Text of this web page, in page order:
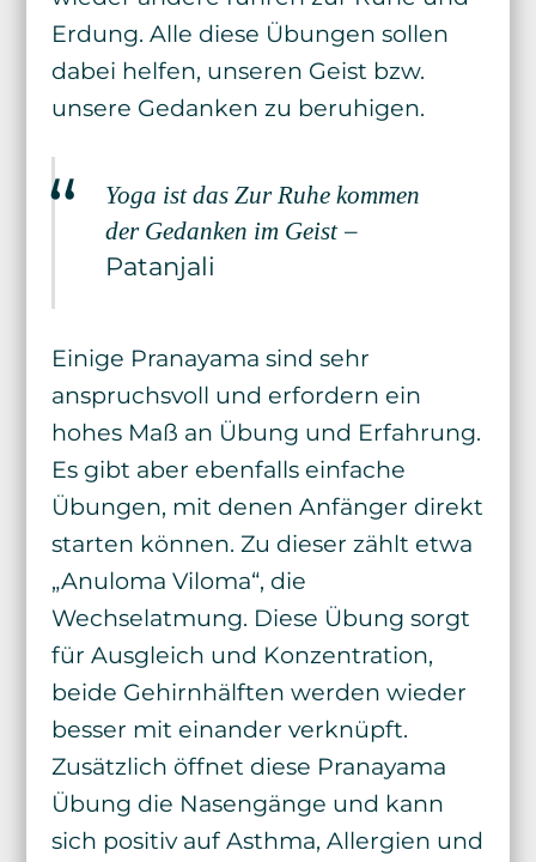
Erdung. Alle diese Übungen sollen
dabei helfen, unseren Geist bzw.
unsere Gedanken zu beruhigen.
Yoga ist das Zur Ruhe kommen
der Gedanken im Geist–
Patanjali
Einige Pranayama sind sehr
anspruchsvoll und erfordern ein
hohes Maß an Übung und Erfahrung.
Es gibt aber ebenfalls einfache
Übungen, mit denen Anfänger direkt
starten können. Zu dieser zählt etwa
„Anuloma Viloma“, die
Wechselatmung. Diese Übung sorgt
für Ausgleich und Konzentration,
beide Gehirnhälften werden wieder
besser mit einander verknüpft.
Zusätzlich öffnet diese Pranayama
Übung die Nasengänge und kann
sich positiv auf Asthma, Allergien und